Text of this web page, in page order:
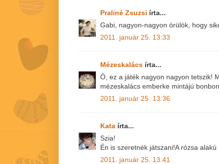
Praliné Zsuzsi írta...
Gabi, nagyon-nagyon örülök, hogy
2011. január 25. 13:33
Mézeskalács írta...
Ó, ez a játék nagyon nagyon tetszik!
mézeskalács emberke mintájú
2011. január 25. 13:36
Kata írta...
Szia!
Én is szeretnék játszani!A rózsa
2011. január 25. 13:41